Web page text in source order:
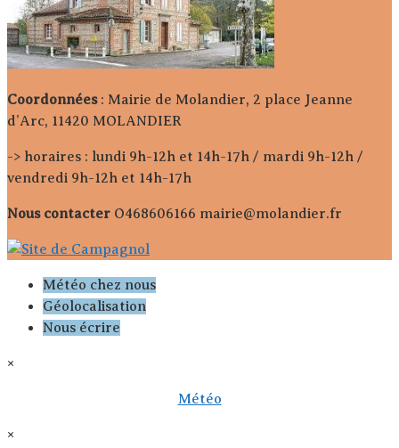
Coordonnées: Mairie de Molandier, 2 place Jeanne
d’Arc, 11420 MOLANDIER
-> horaires : lundi 9h-12h et 14h-17h / mardi 9h-12h /
vendredi 9h-12h et 14h-17h
Nous contacter O468606166 mairie@molandier.fr
Météo chez nous
Géolocalisation
Nous écrire
×
Météo
×